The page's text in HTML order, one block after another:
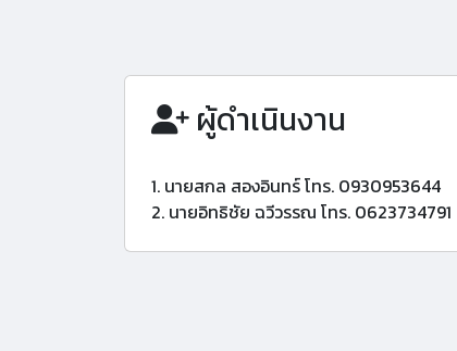
ผู้ดำเนินงาน
1. นายสกล สองอินทร์ โทร. 0930953644
2. นายอิทธิชัย ฉวีวรรณ โทร. 0623734791